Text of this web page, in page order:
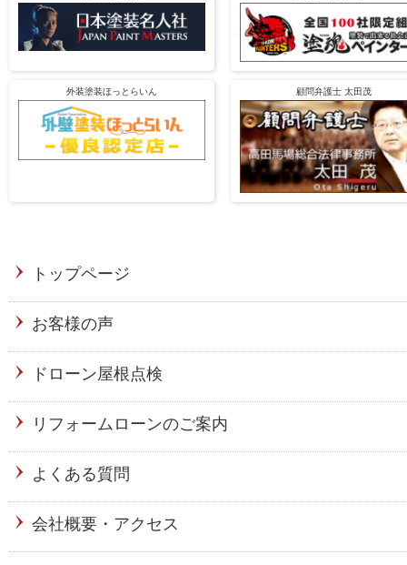
外装塗装ほっとらいん 顧問弁護士 太田茂
トップページ
お客様の声
ドローン屋根点検
リフォームローンのご案内
よくある質問
会社概要・アクセス